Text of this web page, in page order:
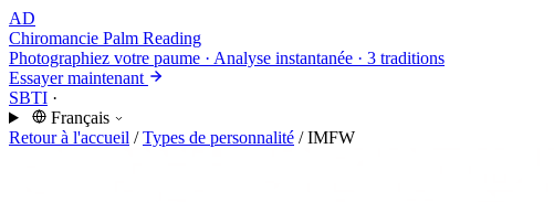
AD
Chiromancie Palm Reading
Photographiez votre paume · Analyse instantanée · 3 traditions
Essayer maintenant
SBTI ·
Français
Retour à l'accueil / Types de personnalité / IMFW